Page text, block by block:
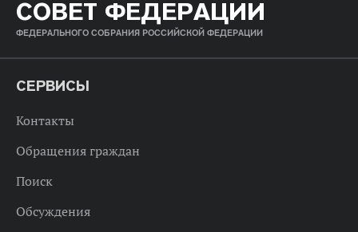
СОВЕТ ФЕДЕРАЦИИ
ФЕДЕРАЛЬНОГО СОБРАНИЯ РОССИЙСКОЙ ФЕДЕРАЦИИ
СЕРВИСЫ
Контакты
Обращения граждан
Поиск
Обсуждения